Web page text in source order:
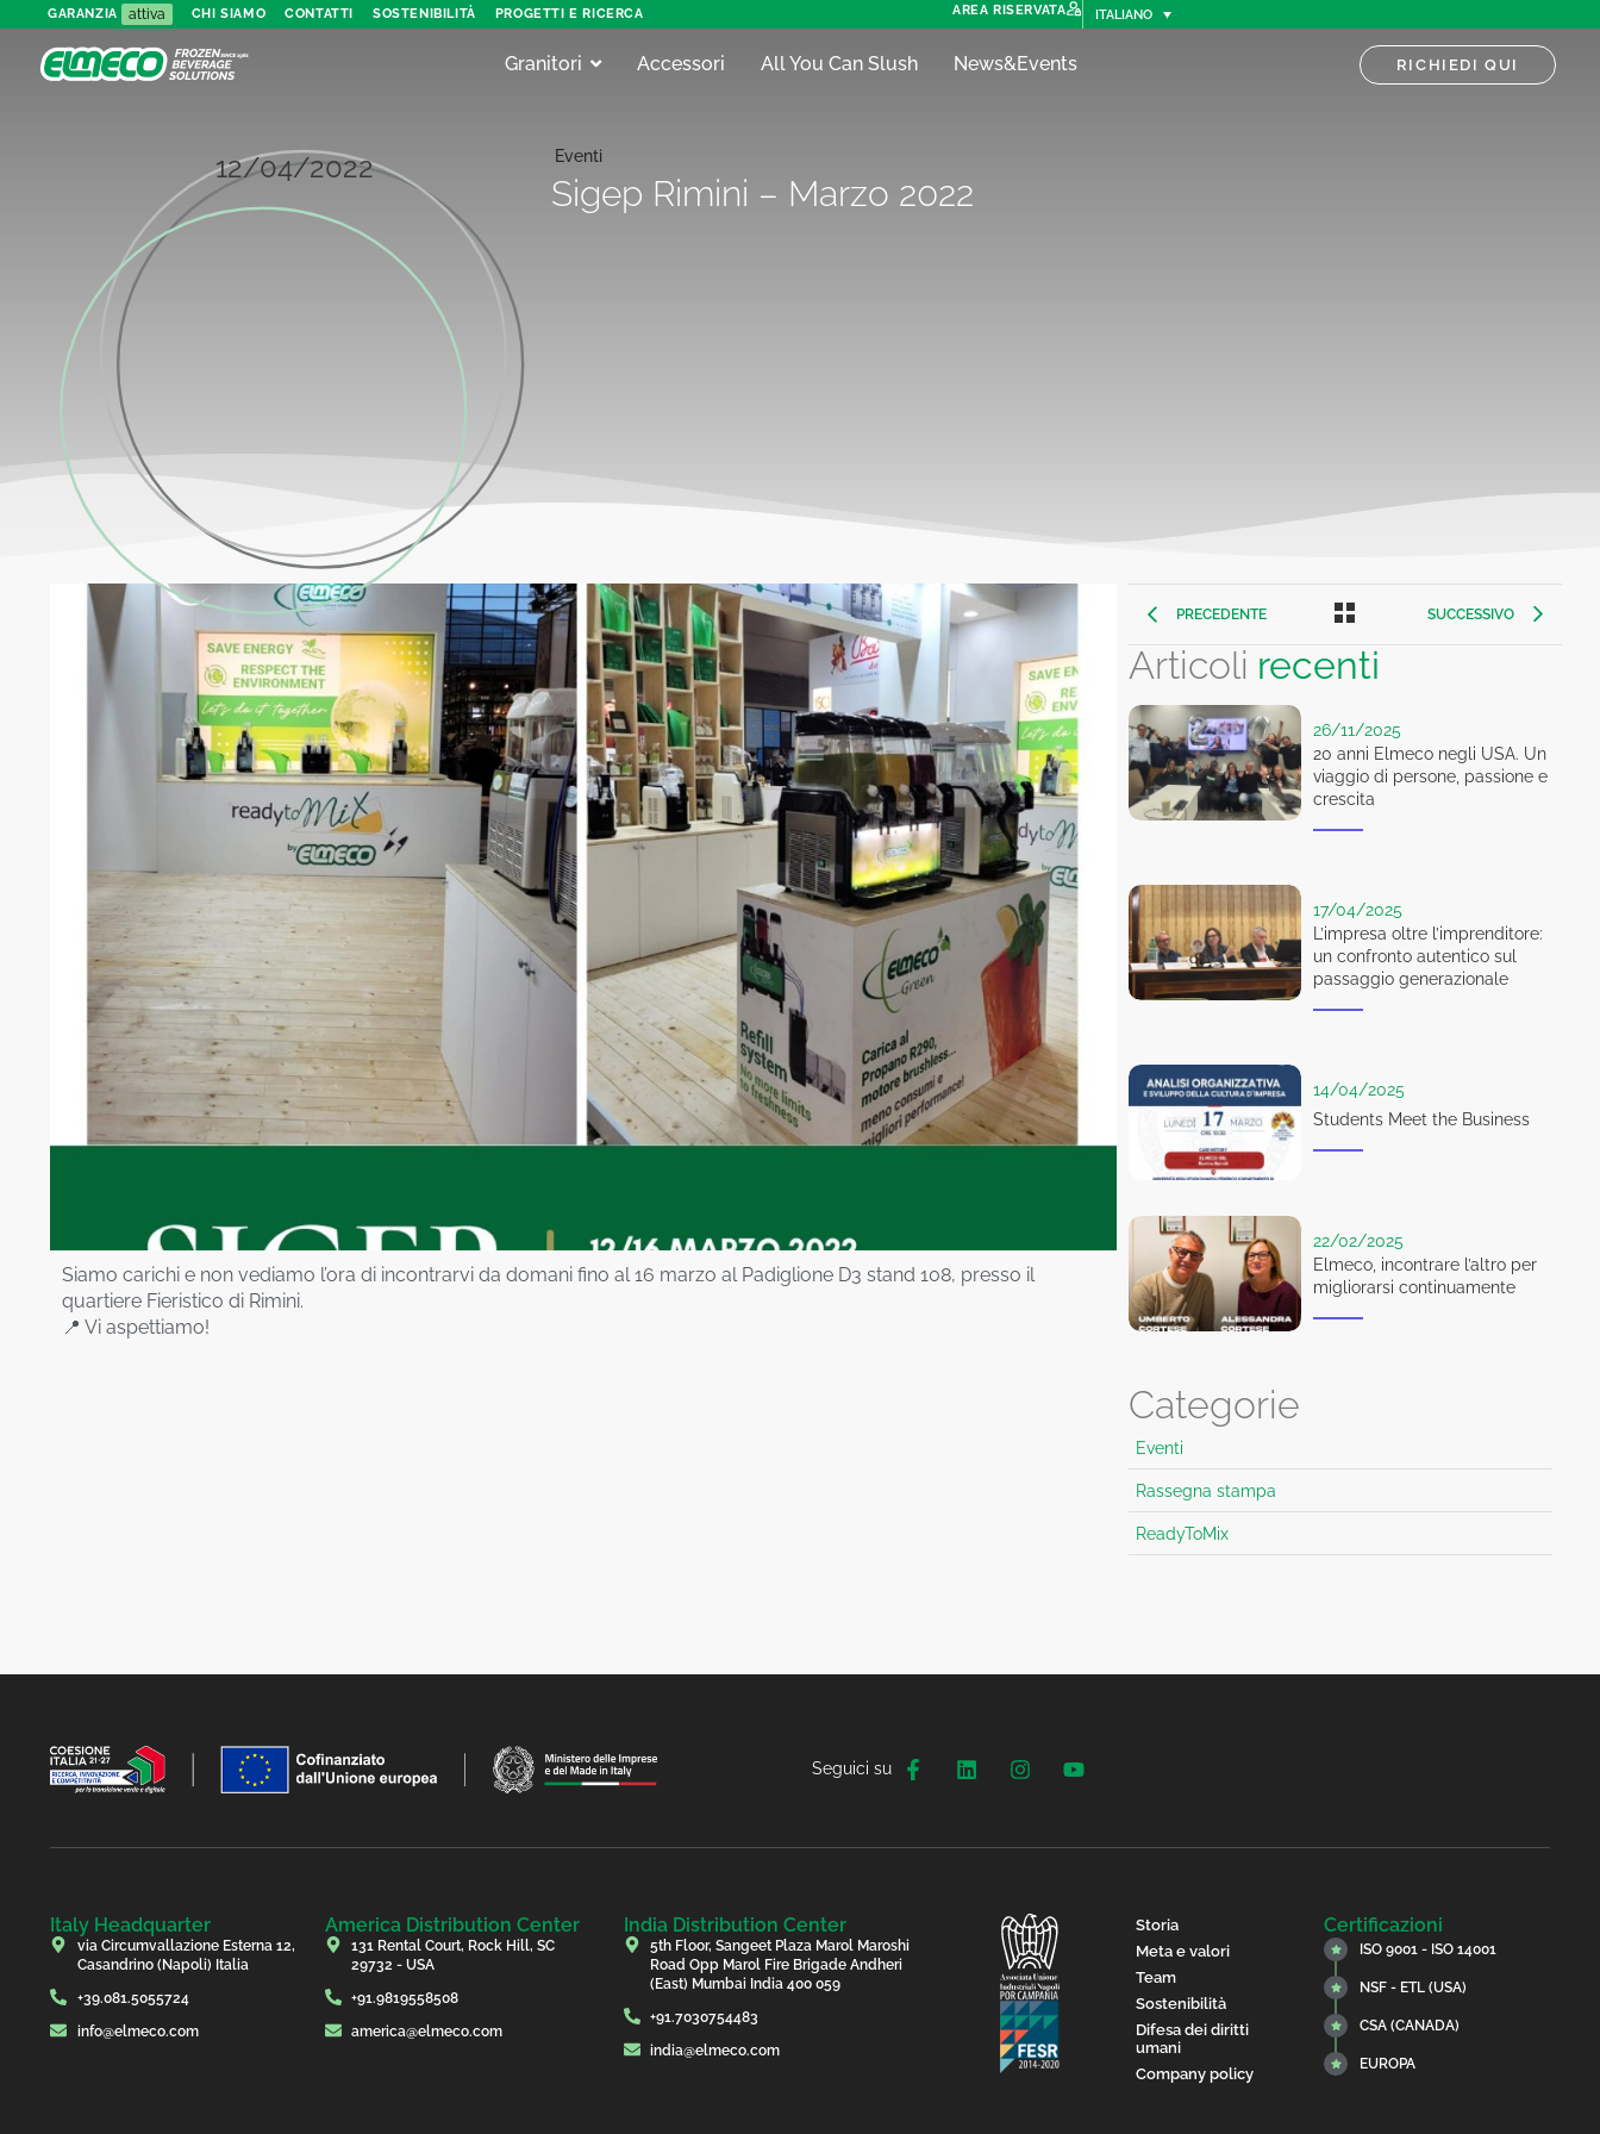
GARANZIA attiva CHI SIAMO CONTATTI SOSTENIBILITÀ PROGETTI E RICERCA AREA RISERVATA ITALIANO
Granitori Accessori All You Can Slush News&Events RICHIEDI QUI
12/04/2022 Eventi
Sigep Rimini – Marzo 2022
Siamo carichi e non vediamo l’ora di incontrarvi da domani fino al 16 marzo al Padiglione D3 stand 108, presso il
quartiere Fieristico di Rimini.
📍 Vi aspettiamo!
PRECEDENTE SUCCESSIVO
Articoli recenti
26/11/2025
20 anni Elmeco negli USA. Un
viaggio di persone, passione e
crescita
17/04/2025
L’impresa oltre l’imprenditore:
un confronto autentico sul
passaggio generazionale
14/04/2025
Students Meet the Business
22/02/2025
Elmeco, incontrare l’altro per
migliorarsi continuamente
Categorie
Eventi
Rassegna stampa
ReadyToMix
Seguici su
Italy Headquarter
via Circumvallazione Esterna 12,
Casandrino (Napoli) Italia
+39.081.5055724
info@elmeco.com
America Distribution Center
131 Rental Court, Rock Hill, SC
29732 - USA
+91.9819558508
america@elmeco.com
India Distribution Center
5th Floor, Sangeet Plaza Marol Maroshi
Road Opp Marol Fire Brigade Andheri
(East) Mumbai India 400 059
+91.7030754483
india@elmeco.com
Storia
Meta e valori
Team
Sostenibilità
Difesa dei diritti
umani
Company policy
Certificazioni
ISO 9001 - ISO 14001
NSF - ETL (USA)
CSA (CANADA)
EUROPA